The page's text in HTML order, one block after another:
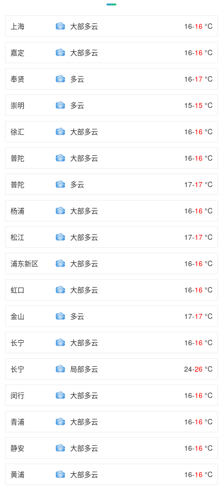
上海 大部多云 16-16 °C
嘉定 大部多云 16-16 °C
奉贤 多云 16-17 °C
崇明 多云 15-15 °C
徐汇 大部多云 16-16 °C
普陀 大部多云 16-16 °C
普陀 多云 17-17 °C
杨浦 大部多云 16-16 °C
松江 大部多云 17-17 °C
浦东新区 大部多云 16-16 °C
虹口 大部多云 16-16 °C
金山 多云 17-17 °C
长宁 大部多云 16-16 °C
长宁 局部多云 24-26 °C
闵行 大部多云 16-16 °C
青浦 大部多云 16-16 °C
静安 大部多云 16-16 °C
黄浦 大部多云 16-16 °C